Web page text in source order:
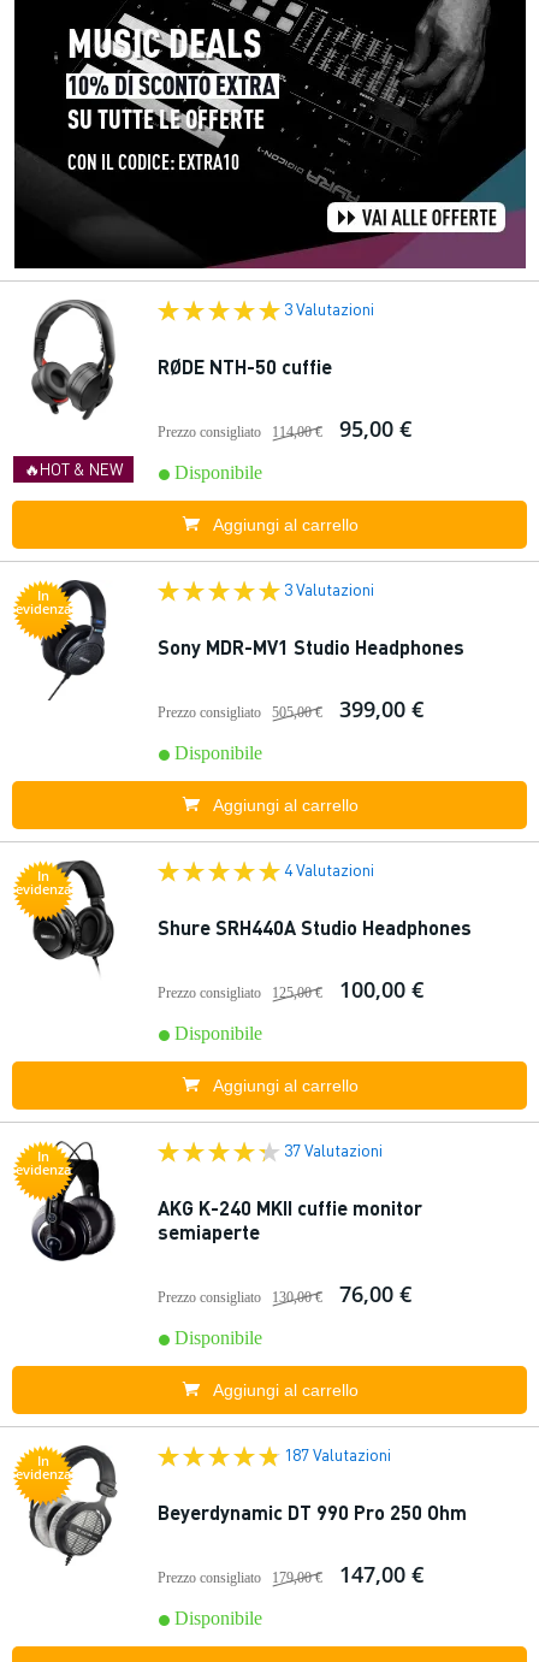
🔥HOT & NEW
3 Valutazioni
RØDE NTH-50 cuffie
Prezzo consigliato 114,00 € 95,00 €
Disponibile
Aggiungi al carrello
In
evidenza
3 Valutazioni
Sony MDR-MV1 Studio Headphones
Prezzo consigliato 505,00 € 399,00 €
Disponibile
Aggiungi al carrello
In
evidenza
4 Valutazioni
Shure SRH440A Studio Headphones
Prezzo consigliato 125,00 € 100,00 €
Disponibile
Aggiungi al carrello
In
evidenza
37 Valutazioni
AKG K-240 MKII cuffie monitor
semiaperte
Prezzo consigliato 130,00 € 76,00 €
Disponibile
Aggiungi al carrello
In
evidenza
187 Valutazioni
Beyerdynamic DT 990 Pro 250 Ohm
Prezzo consigliato 179,00 € 147,00 €
Disponibile